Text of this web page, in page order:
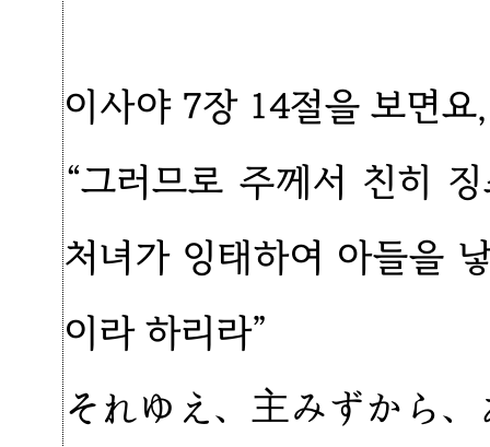
이사야 7장 14절을 보면요,
“그러므로 주께서 친히
처녀가 잉태하여 아들을
이라 하리라”
それゆえ、主みずから